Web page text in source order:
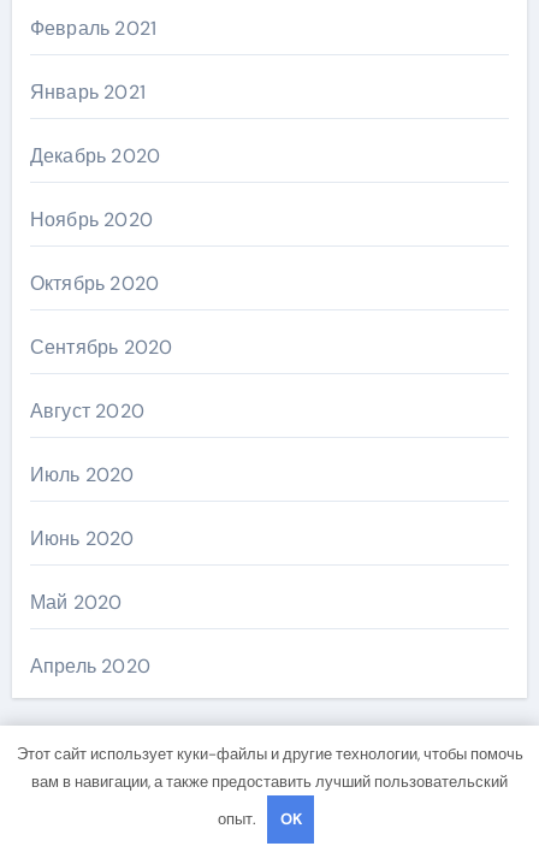
Февраль 2021
Январь 2021
Декабрь 2020
Ноябрь 2020
Октябрь 2020
Сентябрь 2020
Август 2020
Июль 2020
Июнь 2020
Май 2020
Апрель 2020
Рубрики
Этот сайт использует куки-файлы и другие технологии, чтобы помочь
вам в навигации, а также предоставить лучший пользовательский
опыт.
OK